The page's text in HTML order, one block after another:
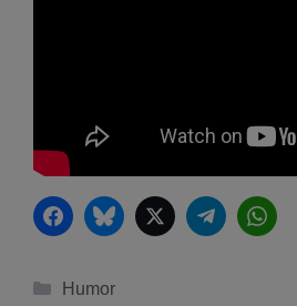
FacebookBluesky Twitter Telegram
Categorías
Humor